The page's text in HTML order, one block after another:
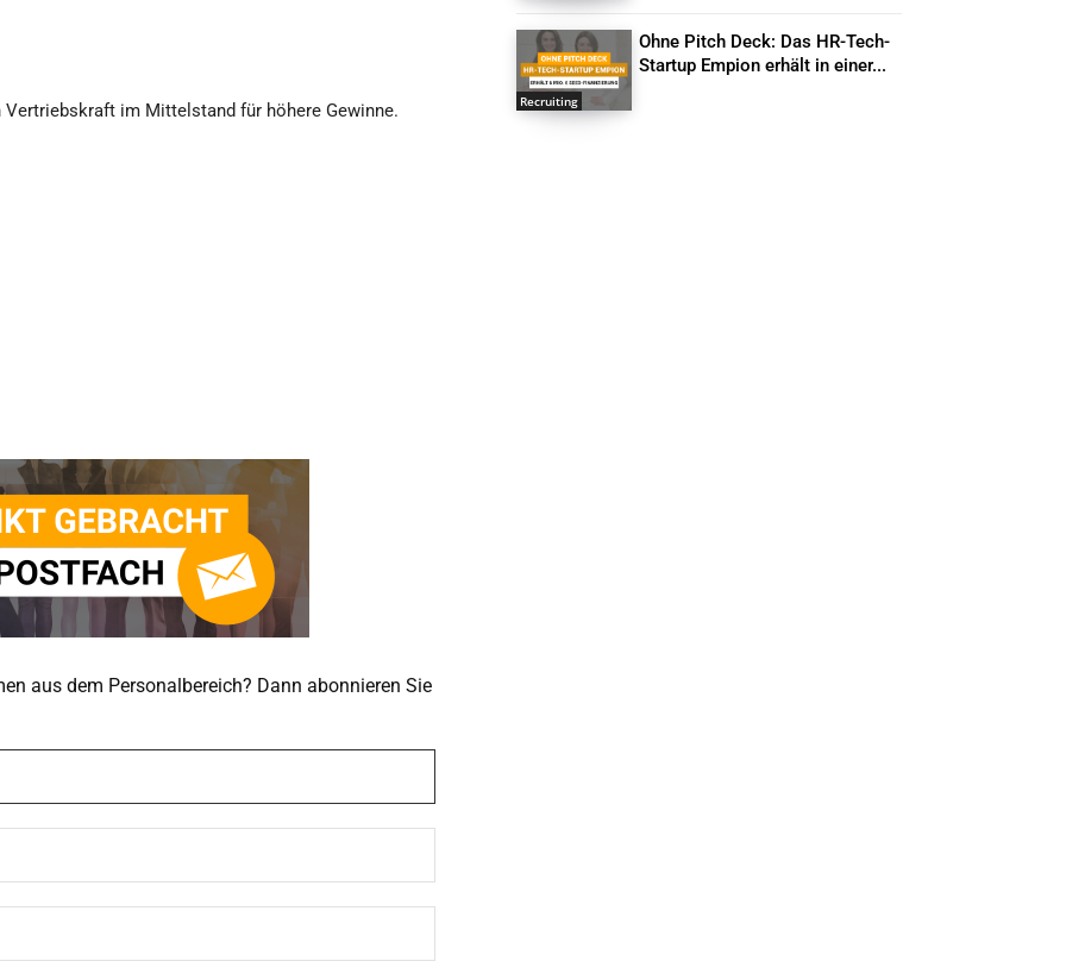
im Mittelstand für höhere Gewinne.
aus dem Personalbereich? Dann abonnieren Sie
Recruiting
Ohne Pitch Deck: Das HR-Tech-
Startup Empion erhält in einer...